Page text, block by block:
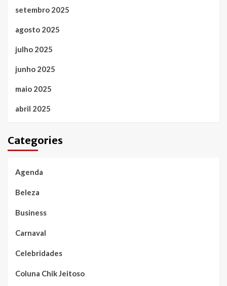
setembro 2025
agosto 2025
julho 2025
junho 2025
maio 2025
abril 2025
Categories
Agenda
Beleza
Business
Carnaval
Celebridades
Coluna Chik Jeitoso